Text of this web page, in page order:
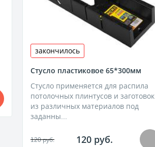
закончилось
Стусло пластиковое 65*300мм
Стусло применяется для распила
потолочных плинтусов и заготовок
из различных материалов под
заданны...
120 руб. 120 руб.